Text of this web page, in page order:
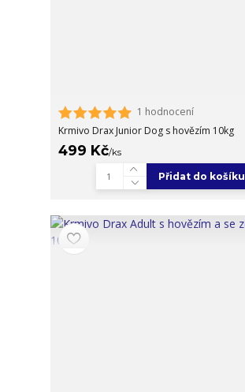
1 hodnocení
Krmivo Drax Junior Dog s hovězím 10kg
499 Kč/ks
Přidat do košíku